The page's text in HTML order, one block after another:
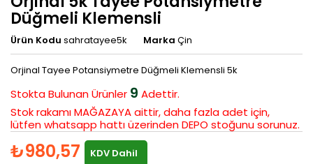
Düğmeli Klemensli
Ürün Kodu sahratayee5k Marka Çin
Orjinal Tayee Potansiymetre Düğmeli Klemensli 5k
Stokta BulunanÜrünler 9 Adettir.
Stok rakamı MAĞAZAYA aittir, daha fazla adet için,
lütfen whatsapp hattı üzerinden DEPO stoğunu sorunuz.
₺980,57 KDV Dahil